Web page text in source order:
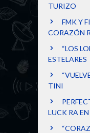
TURIZO
FMK Y
CORAZÓN
“LOS
ESTELARES
TINI
LUCK RA EN